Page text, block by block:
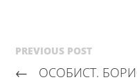
PREVIOUS POST
←
ОСОБИСТ.